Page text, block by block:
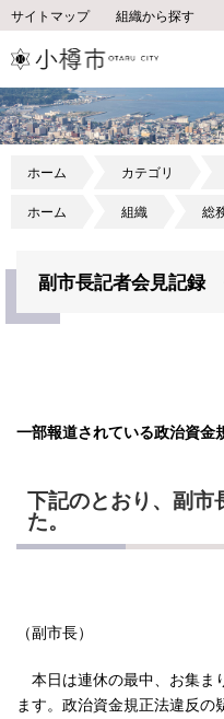
サイトマップ 組織から探す
ホーム カテゴリ
ホーム 組織 総
副市長記者会見記録
一部報道されている政治資金
下記のとおり、副市
た。
（副市長）
本日は連休の最中、お集ま
ます。政治資金規正法違反